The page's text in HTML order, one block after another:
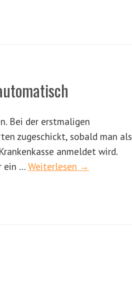
Bei der erstmaligen
zugeschickt, sobald man als
anmeldet wird.
ein … Weiterlesen →